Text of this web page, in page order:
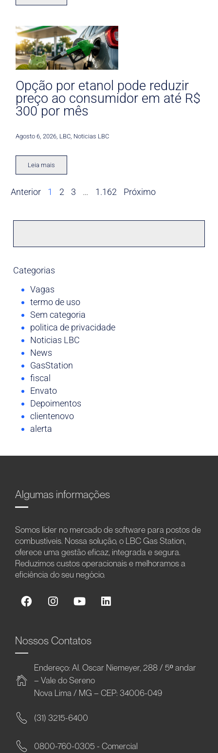
Opção por etanol pode reduzir
preço ao consumidor em até R$
300 por mês
Agosto 6, 2026 LBC Noticias LBC
Leia mais
Anterior 1 2 3 … 1.162 Próximo
Categorias
Vagas
termo de uso
Sem categoria
politica de privacidade
Noticias LBC
News
GasStation
fiscal
Envato
Depoimentos
clientenovo
alerta
Algumas informações
Somos líder no mercado de software para postos de
combustíveis. Nossa solução, o LBC Gas Station,
oferece uma gestão eficaz, integrada e segura.
Reduzimos custos operacionais e melhoramos a
eficiência do seu negócio.
Nossos Contatos
Endereço: Al. Oscar Niemeyer, 288 / 5º andar
– Vale do Sereno
Nova Lima / MG – CEP: 34006-049
(31) 3215-6400
0800-760-0305 - Comercial